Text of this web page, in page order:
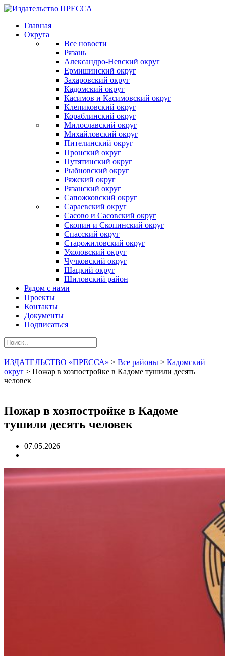
Главная
Округа
Все новости
Рязань
Александро-Невский округ
Ермишинский округ
Захаровский округ
Кадомский округ
Касимов и Касимовский округ
Клепиковский округ
Кораблинский округ
Милославский округ
Михайловский округ
Пителинский округ
Пронский округ
Путятинский округ
Рыбновский округ
Ряжский округ
Рязанский округ
Сапожковский округ
Сараевский округ
Сасово и Сасовский округ
Скопин и Скопинский округ
Спасский округ
Старожиловский округ
Ухоловский округ
Чучковский округ
Шацкий округ
Шиловский район
Рядом с нами
Проекты
Контакты
Документы
Подписаться
ИЗДАТЕЛЬСТВО «ПРЕССА» > Все районы > Кадомский
округ > Пожар в хозпостройке в Кадоме тушили десять
человек
Пожар в хозпостройке в Кадоме
тушили десять человек
07.05.2026